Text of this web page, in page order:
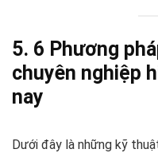
5. 6 Phương
chuyên nghiệp
nay
Dưới đây là những kỹ